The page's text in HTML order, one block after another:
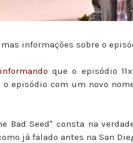
informações sobre o
que o episódio
episódio com um novo
Bad Seed" consta na
já falado antes na San